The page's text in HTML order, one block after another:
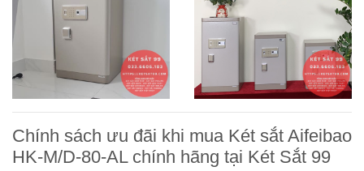
Chính sách ưu đãi khi mua Két sắt Aifeibao
HK-M/D-80-AL chính hãng tại Két Sắt 99